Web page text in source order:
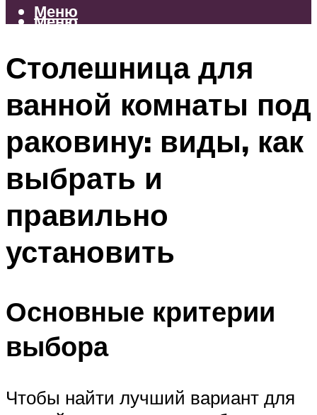
Меню
Меню
Столешница для
ванной комнаты под
раковину: виды, как
выбрать и
правильно
установить
Основные критерии
выбора
Чтобы найти лучший вариант для